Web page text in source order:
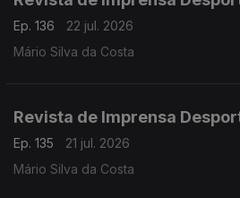
Ep. 136
22 jul. 2026
Mário Silva da Costa
Revista de Imprensa
Ep. 135
21 jul. 2026
Mário Silva da Costa